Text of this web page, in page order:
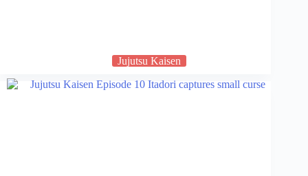
Jujutsu Kaisen